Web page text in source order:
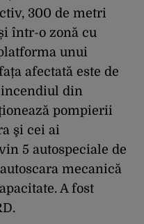
300 de metri
într-o zonă cu
unui
afectată este de
din
pompierii
şi cei ai
5 autospeciale de
mecanică
A fost